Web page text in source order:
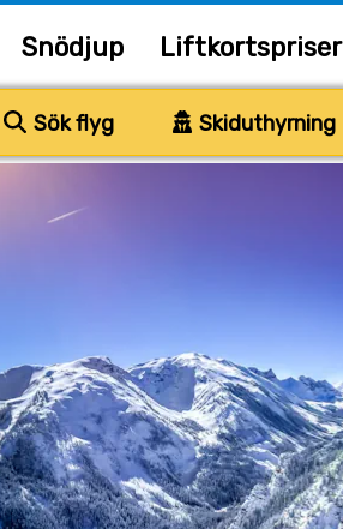
Snödjup Liftkortspriser
Sök flyg Skiduthyrning